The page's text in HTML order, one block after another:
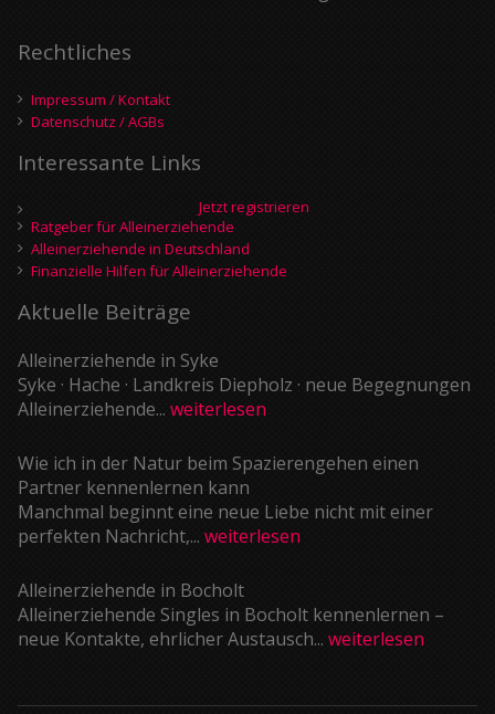
Rechtliches
Impressum / Kontakt
Datenschutz / AGBs
Interessante Links
Jetzt registrieren
Ratgeber für Alleinerziehende
Alleinerziehende in Deutschland
Finanzielle Hilfen für Alleinerziehende
Aktuelle Beiträge
Alleinerziehende in Syke
Syke · Hache · Landkreis Diepholz · neue Begegnungen
Alleinerziehende... weiterlesen
Wie ich in der Natur beim Spazierengehen einen
Partner kennenlernen kann
Manchmal beginnt eine neue Liebe nicht mit einer
perfekten Nachricht,... weiterlesen
Alleinerziehende in Bocholt
Alleinerziehende Singles in Bocholt kennenlernen –
neue Kontakte, ehrlicher Austausch... weiterlesen